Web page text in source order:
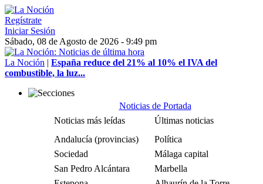
Regístrate
Iniciar Sesión
Sábado, 08 de Agosto de 2026 - 9:49 pm
La Noción | España reduce del 21% al 10% el IVA del
combustible, la luz...
Noticias de Portada
Noticias más leídas
Últimas noticias
Andalucía (provincias)
Política
Sociedad
Málaga capital
San Pedro Alcántara
Marbella